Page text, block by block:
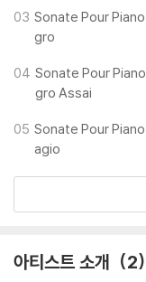
만큼 애정 가득한 곡이
10), K.331 (no.11),
*한글 해설지 포함
- 5월 2일 화요일
- 5월 6일 토요일 5pm
- 6월 21일 수요일
03 Sonate Pour
gro
04 Sonate Pour
gro Assai
05 Sonate Pour
agio
아티스트 소개 2